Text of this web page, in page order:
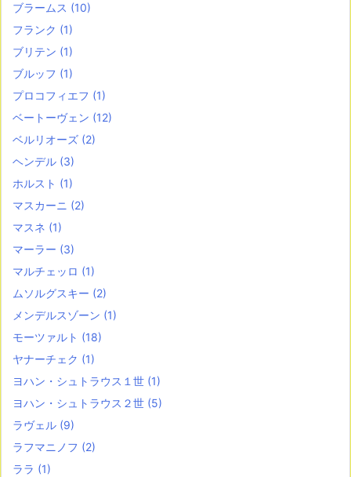
ブラームス (10)
フランク (1)
ブリテン (1)
ブルッフ (1)
プロコフィエフ (1)
ベートーヴェン (12)
ベルリオーズ (2)
ヘンデル (3)
ホルスト (1)
マスカーニ (2)
マスネ (1)
マーラー (3)
マルチェッロ (1)
ムソルグスキー (2)
メンデルスゾーン (1)
モーツァルト (18)
ヤナーチェク (1)
ヨハン・シュトラウス１世 (1)
ヨハン・シュトラウス２世 (5)
ラヴェル (9)
ラフマニノフ (2)
ララ (1)